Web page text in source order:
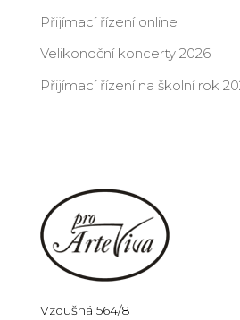
Přijímací řízení online
Velikonoční koncerty 2026
Přijímací řízení na školní rok
Vzdušná 564/8